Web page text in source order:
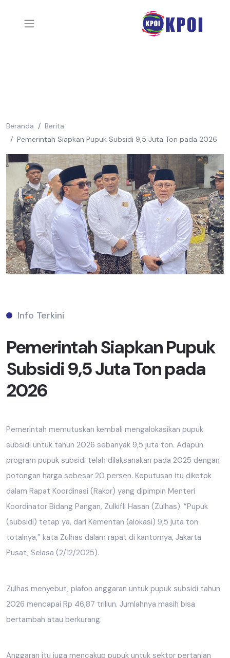
Beranda
Berita
Pemerintah Siapkan Pupuk Subsidi 9,5 Juta Ton pada 2026
Info Terkini
Pemerintah Siapkan Pupuk
Subsidi 9,5 Juta Ton pada
2026
Pemerintah memutuskan kembali mengalokasikan pupuk
subsidi untuk tahun 2026 sebanyak 9,5 juta ton. Adapun
program pupuk subsidi telah dilaksanakan pada 2025 dengan
potongan harga sebesar 20 persen. Keputusan itu diketok
dalam Rapat Koordinasi (Rakor) yang dipimpin Menteri
Koordinator Bidang Pangan, Zulkifli Hasan (Zulhas). ”Pupuk
(subsidi) tetap ya, dari Kementan (alokasi) 9,5 juta ton
totalnya,” kata Zulhas dalam rapat di kantornya, Jakarta
Pusat, Selasa (2/12/2025).
Zulhas menyebut, plafon anggaran untuk pupuk subsidi tahun
2026 mencapai Rp 46,87 triliun. Jumlahnya masih bisa
bertambah atau berkurang.
Anggaran itu juga mencakup pupuk untuk sektor pertanian